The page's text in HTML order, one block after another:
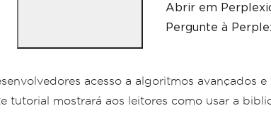
Abrir em
Pergunte à
acesso a algoritmos avançados
mostrará aos leitores como usar a